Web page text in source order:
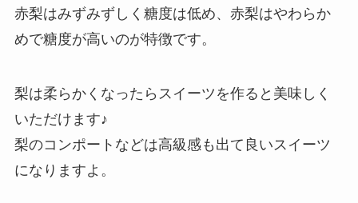
赤梨はみずみずしく糖度は低め、赤梨はやわらか
めで糖度が高いのが特徴です。
梨は柔らかくなったらスイーツを作ると美味しく
いただけます♪
梨のコンポートなどは高級感も出て良いスイーツ
になりますよ。